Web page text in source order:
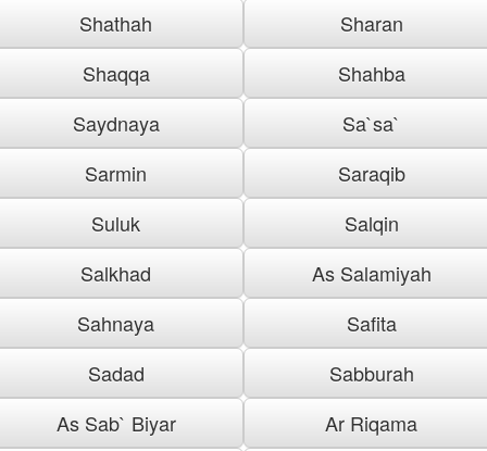
Shathah
Sharan
Shaqqa
Shahba
Saydnaya
Sa`sa`
Sarmin
Saraqib
Suluk
Salqin
Salkhad
As Salamiyah
Sahnaya
Safita
Sadad
Sabburah
As Sab` Biyar
Ar Riqama